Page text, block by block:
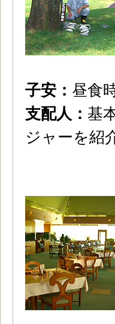
子安： 昼食
支配人： 基
ジャーを紹